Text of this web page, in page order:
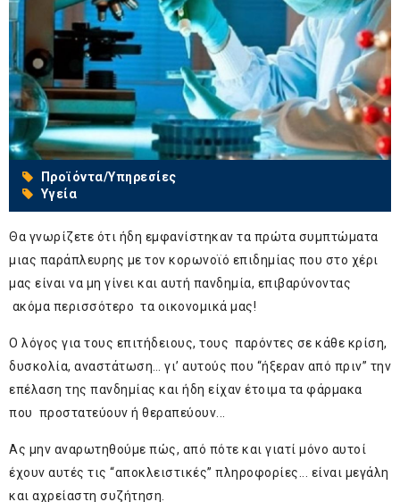
Προϊόντα/Υπηρεσίες
Υγεία
Θα γνωρίζετε ότι ήδη εμφανίστηκαν τα πρώτα συμπτώματα
μιας παράπλευρης με τον κορωνοϊό επιδημίας που στο χέρι
μας είναι να μη γίνει και αυτή πανδημία, επιβαρύνοντας
ακόμα περισσότερο τα οικονομικά μας!
Ο λόγος για τους επιτήδειους, τους παρόντες σε κάθε κρίση,
δυσκολία, αναστάτωση… γι’ αυτούς που “ήξεραν από πριν” την
επέλαση της πανδημίας και ήδη είχαν έτοιμα τα φάρμακα
που προστατεύουν ή θεραπεύουν...
Ας μην αναρωτηθούμε πώς, από πότε και γιατί μόνο αυτοί
έχουν αυτές τις “αποκλειστικές” πληροφορίες... είναι μεγάλη
και αχρείαστη συζήτηση.